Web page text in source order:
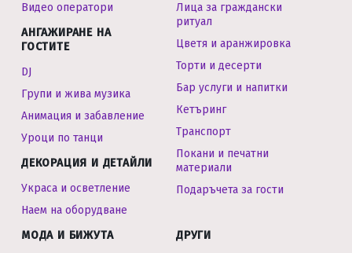
Видео оператори
АНГАЖИРАНЕ НА
ГОСТИТЕ
DJ
Групи и жива музика
Анимация и забавление
Уроци по танци
ДЕКОРАЦИЯ И ДЕТАЙЛИ
Украса и осветление
Наем на оборудване
Лица за граждански
ритуал
Цветя и аранжировка
Торти и десерти
Бар услуги и напитки
Кетъринг
Транспорт
Покани и печатни
материали
Подаръчета за гости
МОДА И БИЖУТА
ДРУГИ